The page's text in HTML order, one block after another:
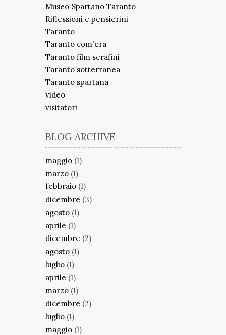
Museo Spartano Taranto
Riflessioni e pensierini
Taranto
Taranto com'era
Taranto film serafini
Taranto sotterranea
Taranto spartana
video
visitatori
BLOG ARCHIVE
maggio (1)
marzo (1)
febbraio (1)
dicembre (3)
agosto (1)
aprile (1)
dicembre (2)
agosto (1)
luglio (1)
aprile (1)
marzo (1)
dicembre (2)
luglio (1)
maggio (1)